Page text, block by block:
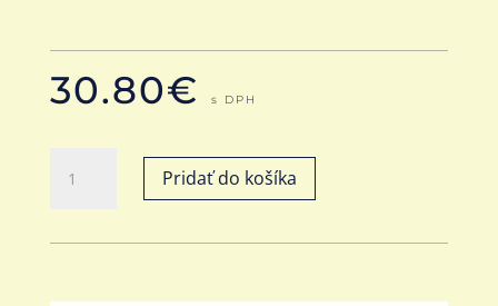
30.80€ s DPH
Šálky
podšálkami
Pridať do košíka